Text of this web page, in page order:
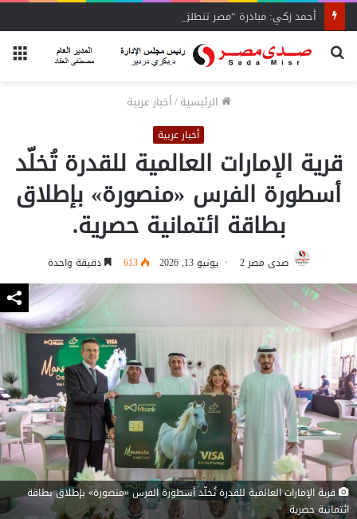
أحمد زكي: مبادرة “مصر تنطلق بالتصدير”
بحث
الرئيسية/أخبار عربية
أخبار عربية
قرية الإمارات العالمية للقدرة تُخلّد
أسطورة الفرس «منصورة» بإطلاق
بطاقة ائتمانية حصرية.
صدى مصر 2 يونيو 13, 2026 613 دقيقة واحدة
قرية الإمارات العالمية للقدرة تُخلّد أسطورة الفرس «منصورة» بإطلاق بطاقة
ائتمانية حصرية.